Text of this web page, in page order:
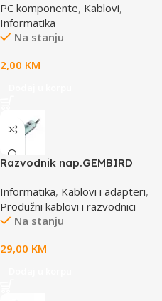
4pin 1x female to 2x male
PC komponente, Kablovi,
Informatika
Na stanju
2,00 KM
Razvodnik nap.GEMBIRD
prekidac, 4,5m, osigurač,
prenaponska zaštita
Informatika, Kablovi i adapteri,
Produžni kablovi i razvodnici
Na stanju
29,00 KM